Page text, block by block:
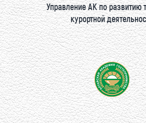
Управление АК по развитию
курортной